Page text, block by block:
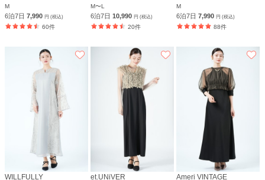
M
6泊7日 7,990 円 (税込)
60件
M〜L
6泊7日10,990円 (税込)
20件
M
6泊7日7,990円 (税込)
88件
WILLFULLY et.UNiVER Ameri VINTAGE